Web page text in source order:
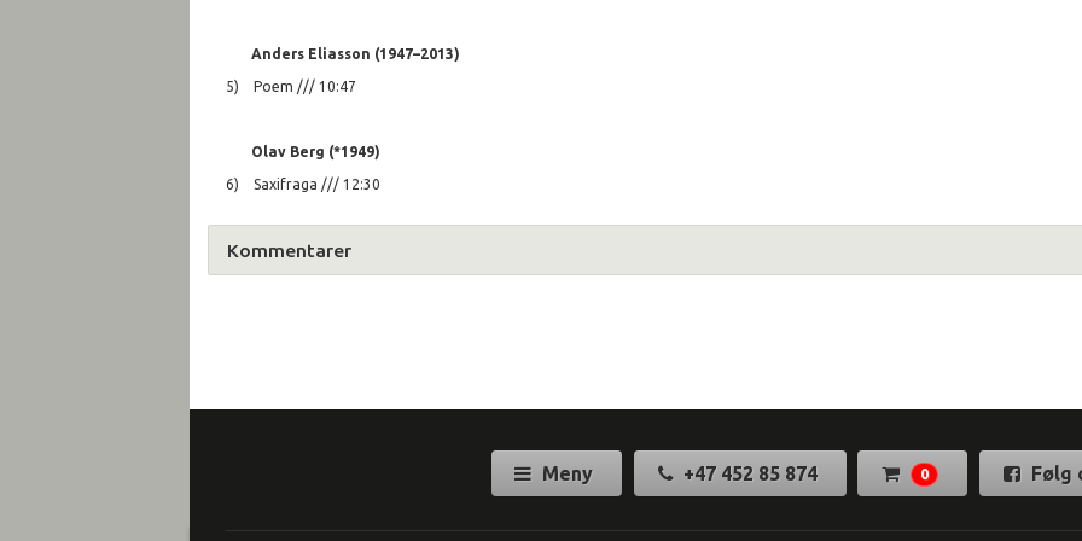
Anders Eliasson (1947–2013)
5) Poem /// 10:47
Olav Berg (*1949)
6) Saxifraga /// 12:30
Kommentarer
Meny +47 452 85 874 0 Følg